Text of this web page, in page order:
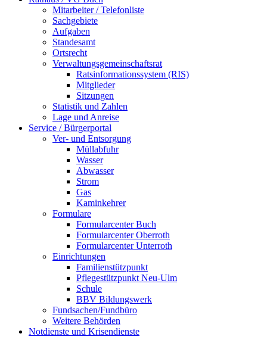
Mitarbeiter / Telefonliste
Sachgebiete
Aufgaben
Standesamt
Ortsrecht
Verwaltungsgemeinschaftsrat
Ratsinformationssystem (RIS)
Mitglieder
Sitzungen
Statistik und Zahlen
Lage und Anreise
Service / Bürgerportal
Ver- und Entsorgung
Müllabfuhr
Wasser
Abwasser
Strom
Gas
Kaminkehrer
Formulare
Formularcenter Buch
Formularcenter Oberroth
Formularcenter Unterroth
Einrichtungen
Familienstützpunkt
Pflegestützpunkt Neu-Ulm
Schule
BBV Bildungswerk
Fundsachen/Fundbüro
Weitere Behörden
Notdienste und Krisendienste